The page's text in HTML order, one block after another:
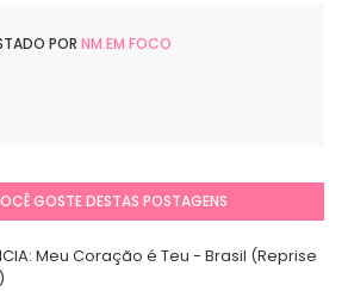
POR NM EM FOCO
GOSTE DESTAS POSTAGENS
Meu Coração é Teu - Brasil (Reprise